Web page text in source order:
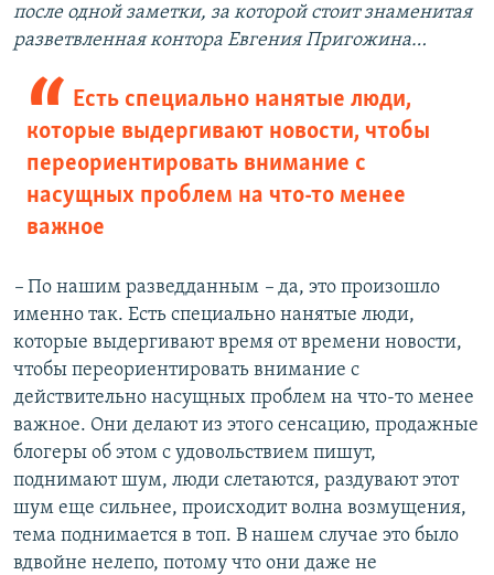
после одной заметки, за которой стоит знаменитая
разветвленная контора Евгения Пригожина…
Есть специально нанятые люди,
которые выдергивают новости, чтобы
переориентировать внимание с
насущных проблем на что-то менее
важное
– По нашим разведданным – да, это произошло
именно так. Есть специально нанятые люди,
которые выдергивают время от времени новости,
чтобы переориентировать внимание с
действительно насущных проблем на что-то менее
важное. Они делают из этого сенсацию, продажные
блогеры об этом с удовольствием пишут,
поднимают шум, люди слетаются, раздувают этот
шум еще сильнее, происходит волна возмущения,
тема поднимается в топ. В нашем случае это было
вдвойне нелепо, потому что они даже не